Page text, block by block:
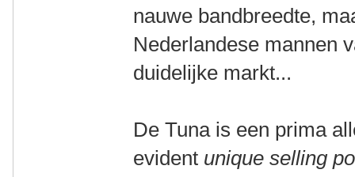
nauwe bandbreedte,
Nederlandese mannen
duidelijke markt...
De Tuna is een prima
evident unique selling